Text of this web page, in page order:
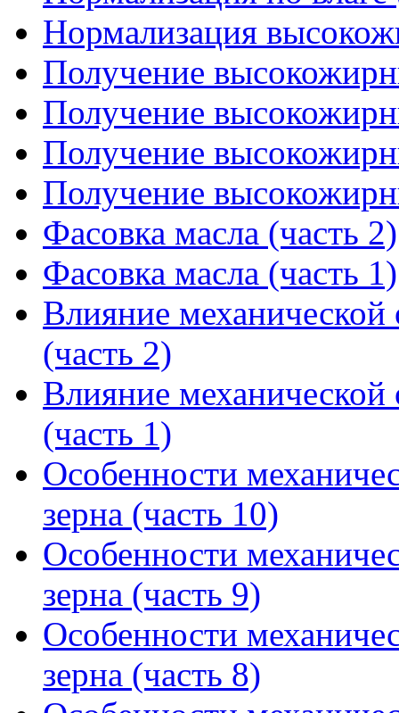
Нормализация
Получение
Получение
Получение
Получение
Фасовка масла (часть 2)
Фасовка масла (часть 1)
Влияние механической
(часть 2)
Влияние механической
(часть 1)
Особенности
зерна (часть 10)
Особенности
зерна (часть 9)
Особенности
зерна (часть 8)